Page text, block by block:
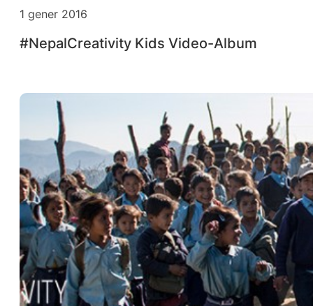
1 gener 2016
#NepalCreativity Kids Video-Album